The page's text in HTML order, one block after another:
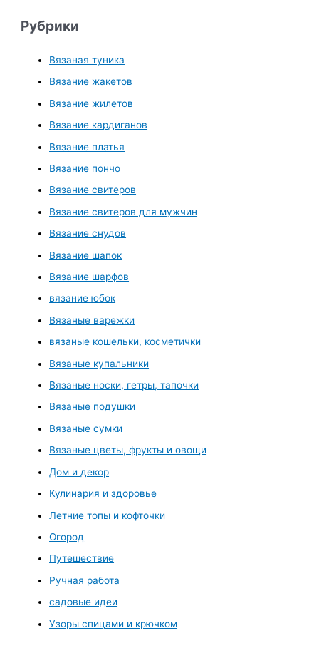
Рубрики
Вязаная туника
Вязание жакетов
Вязание жилетов
Вязание кардиганов
Вязание платья
Вязание пончо
Вязание свитеров
Вязание свитеров для мужчин
Вязание снудов
Вязание шапок
Вязание шарфов
вязание юбок
Вязаные варежки
вязаные кошельки, косметички
Вязаные купальники
Вязаные носки, гетры, тапочки
Вязаные подушки
Вязаные сумки
Вязаные цветы, фрукты и овощи
Дом и декор
Кулинария и здоровье
Летние топы и кофточки
Огород
Путешествие
Ручная работа
садовые идеи
Узоры спицами и крючком